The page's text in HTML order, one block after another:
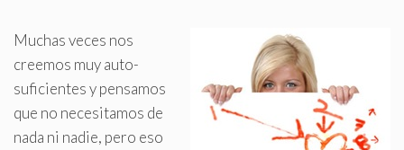
Muchas veces nos
creemos muy auto-
suficientes y pensamos
que no necesitamos de
nada ni nadie, pero eso